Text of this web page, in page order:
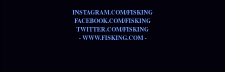
INSTAGRAM.COM/FISKING
FACEBOOK.COM/FISKING
TWITTER.COM/FISKING
- WWW.FISKING.COM -